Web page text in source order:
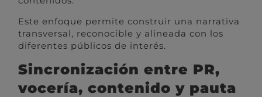
Este enfoque permite construir una narrativa
transversal, reconocible y alineada con los
diferentes públicos de interés.
Sincronización entre PR,
vocería, contenido y pauta